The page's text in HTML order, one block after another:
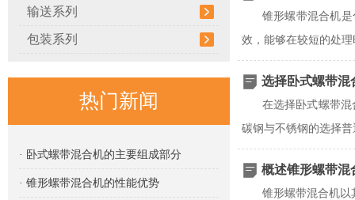
输送系列
包装系列
热门新闻
· 卧式螺带混合机的主要组成部分
· 锥形螺带混合机的性能优势
锥形螺带混合机
效，能够在较短的处
选择卧式螺带混
在选择卧式螺带
碳钢与不锈钢的选择
概述锥形螺带混
锥形螺带混合机以